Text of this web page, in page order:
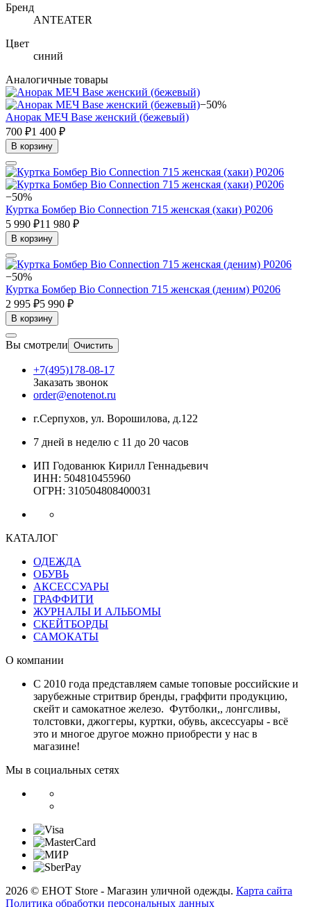
Бренд
ANTEATER
Цвет
синий
Аналогичные товары
−50%
Анорак МЕЧ Base женский (бежевый)
700 ₽1 400 ₽
В корзину
−50%
Куртка Бомбер Bio Connection 715 женская (хаки) Р0206
5 990 ₽11 980 ₽
В корзину
−50%
Куртка Бомбер Bio Connection 715 женская (деним) Р0206
2 995 ₽5 990 ₽
В корзину
Вы смотрели Очистить
+7(495)178-08-17
Заказать звонок
order@enotenot.ru
г.Серпухов, ул. Ворошилова, д.122
7 дней в неделю с 11 до 20 часов
ИП Годованюк Кирилл Геннадьевич
ИНН: 504810455960
ОГРН: 310504808400031
КАТАЛОГ
ОДЕЖДА
ОБУВЬ
АКСЕССУАРЫ
ГРАФФИТИ
ЖУРНАЛЫ И АЛЬБОМЫ
СКЕЙТБОРДЫ
САМОКАТЫ
О компании
С 2010 года представляем самые топовые российские и
зарубежные стритвир бренды, граффити продукцию,
скейт и самокатное железо. Футболки,, лонгсливы,
толстовки, джоггеры, куртки, обувь, аксессуары - всё
это и многое другое можно приобрести у нас в
магазине!
Мы в социальных сетях
2026 © EHOT Store - Магазин уличной одежды. Карта сайта
Политика обработки персональных данных